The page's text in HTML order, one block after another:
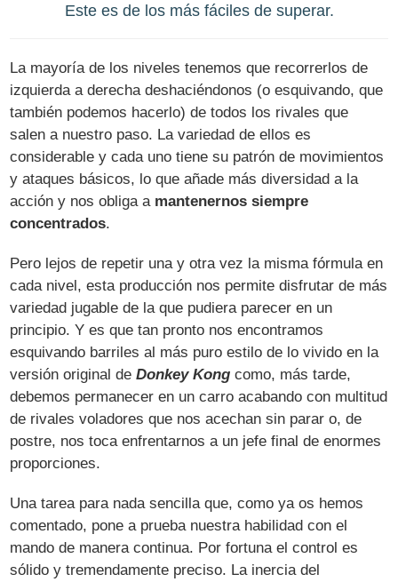
Este es de los más fáciles de superar.
La mayoría de los niveles tenemos que recorrerlos de
izquierda a derecha deshaciéndonos (o esquivando, que
también podemos hacerlo) de todos los rivales que
salen a nuestro paso. La variedad de ellos es
considerable y cada uno tiene su patrón de movimientos
y ataques básicos, lo que añade más diversidad a la
acción y nos obliga a mantenernos siempre
concentrados.
Pero lejos de repetir una y otra vez la misma fórmula en
cada nivel, esta producción nos permite disfrutar de más
variedad jugable de la que pudiera parecer en un
principio. Y es que tan pronto nos encontramos
esquivando barriles al más puro estilo de lo vivido en la
versión original deDonkey Kong como, más tarde,
debemos permanecer en un carro acabando con multitud
de rivales voladores que nos acechan sin parar o, de
postre, nos toca enfrentarnos a un jefe final de enormes
proporciones.
Una tarea para nada sencilla que, como ya os hemos
comentado, pone a prueba nuestra habilidad con el
mando de manera continua. Por fortuna el control es
sólido y tremendamente preciso. La inercia del